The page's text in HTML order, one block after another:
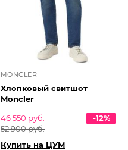
MONCLER
Хлопковый свитшот
Moncler
46 550 руб.
52 900 руб.
-12%
Купить на ЦУМ